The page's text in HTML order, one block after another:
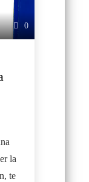
0
la
te